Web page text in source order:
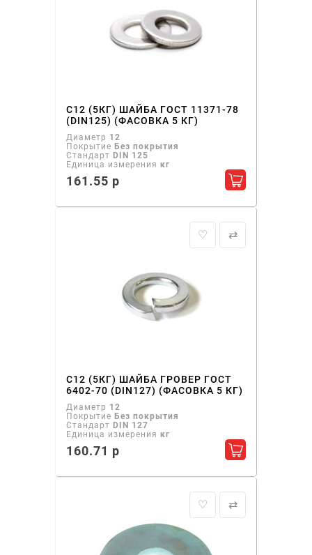
С12 (5КГ) ШАЙБА ГОСТ 11371-78
(DIN125) (ФАСОВКА 5 КГ)
Диаметр 12
Покрытие Без покрытия
Стандарт DIN 125
Единица измерения кг
161.55 р Добавить в
♡ ⇄
С12 (5КГ) ШАЙБА ГРОВЕР ГОСТ
6402-70 (DIN127) (ФАСОВКА 5 КГ)
Диаметр 12
Покрытие Без покрытия
Стандарт DIN 127
Единица измерения кг
160.71 р Добавить в
♡ ⇄